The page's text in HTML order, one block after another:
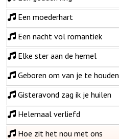
Een moederhart
Een nacht vol romantiek
Elke ster aan de hemel
Geboren om van je te houden
Gisteravond zag ik je huilen
Helemaal verliefd
Hoe zit het nou met ons